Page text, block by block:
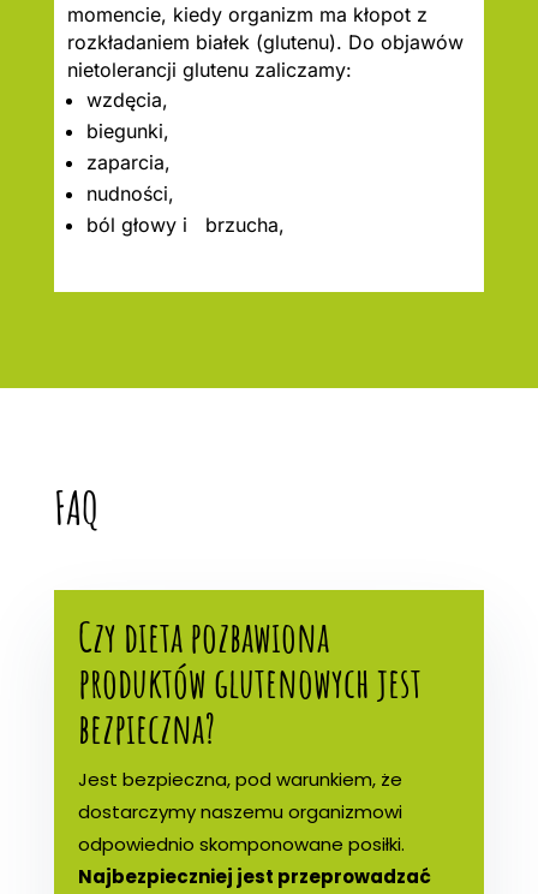
momencie, kiedy organizm ma kłopot z
rozkładaniem białek (glutenu). Do objawów
nietolerancji glutenu zaliczamy:
wzdęcia,
biegunki,
zaparcia,
nudności,
ból głowy i brzucha,
FAQ
Czy dieta pozbawiona
produktów glutenowych jest
bezpieczna?
Jest bezpieczna, pod warunkiem, że
dostarczymy naszemu organizmowi
odpowiednio skomponowane posiłki.
Najbezpieczniej jest przeprowadzać